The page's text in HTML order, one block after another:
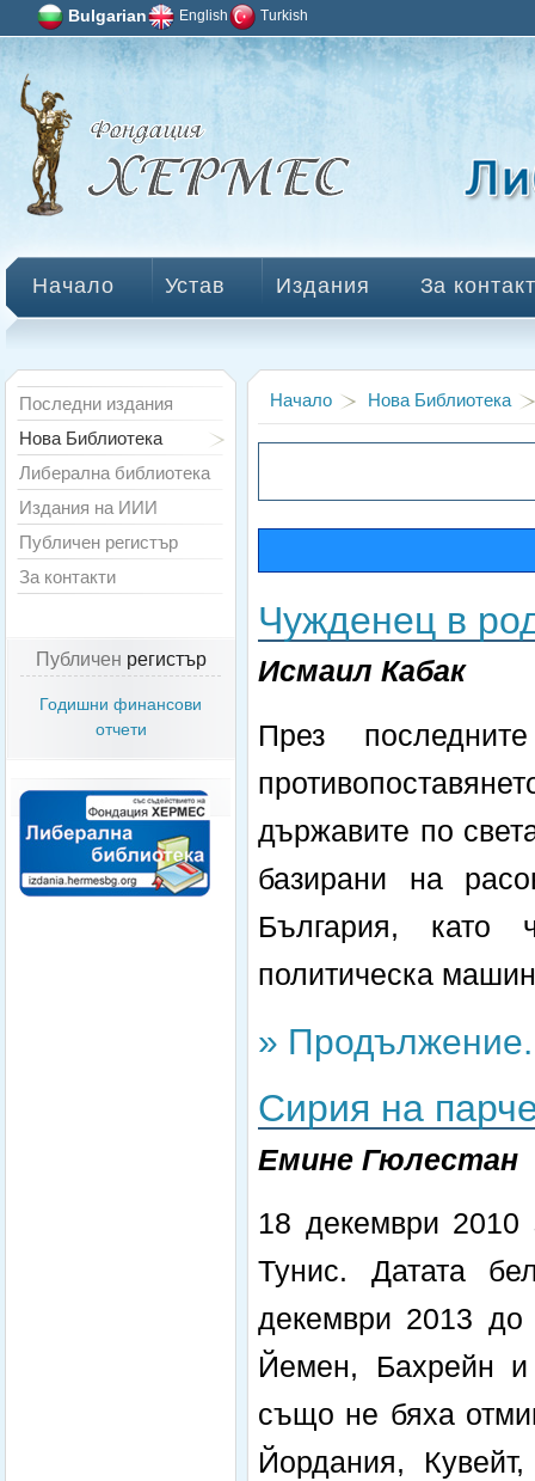
Bulgarian English Turkish
Начало Устав Издания За
Начало Нова Библиотека
Чужденец в
Исмаил Кабак
През
държавите по
базирани на
България, като
политическа
»
Сирия на
Емине Гюлестан
18 декември 2010
Тунис. Датата
декември 2013
Йемен, Бахрейн
също не бяха
Йордания,
Последни издания
Нова Библиотека
Либерална библиотека
Издания на ИИИ
Публичен регистър
За контакти
Публичен регистър
Годишни финансови
отчети